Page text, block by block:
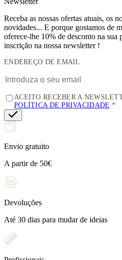
Receba as nossas ofertas atuais, os
novidades... E porque gostamos de
oferece-lhe 10% de desconto na sua
inscrição na nossa newsletter !
ENDEREÇO DE EMAIL
ACEITO RECEBER A
POLÍTICA DE PRIVACIDADE
Envio gratuito
A partir de 50€
Devoluções
Até 30 dias para mudar de ideias